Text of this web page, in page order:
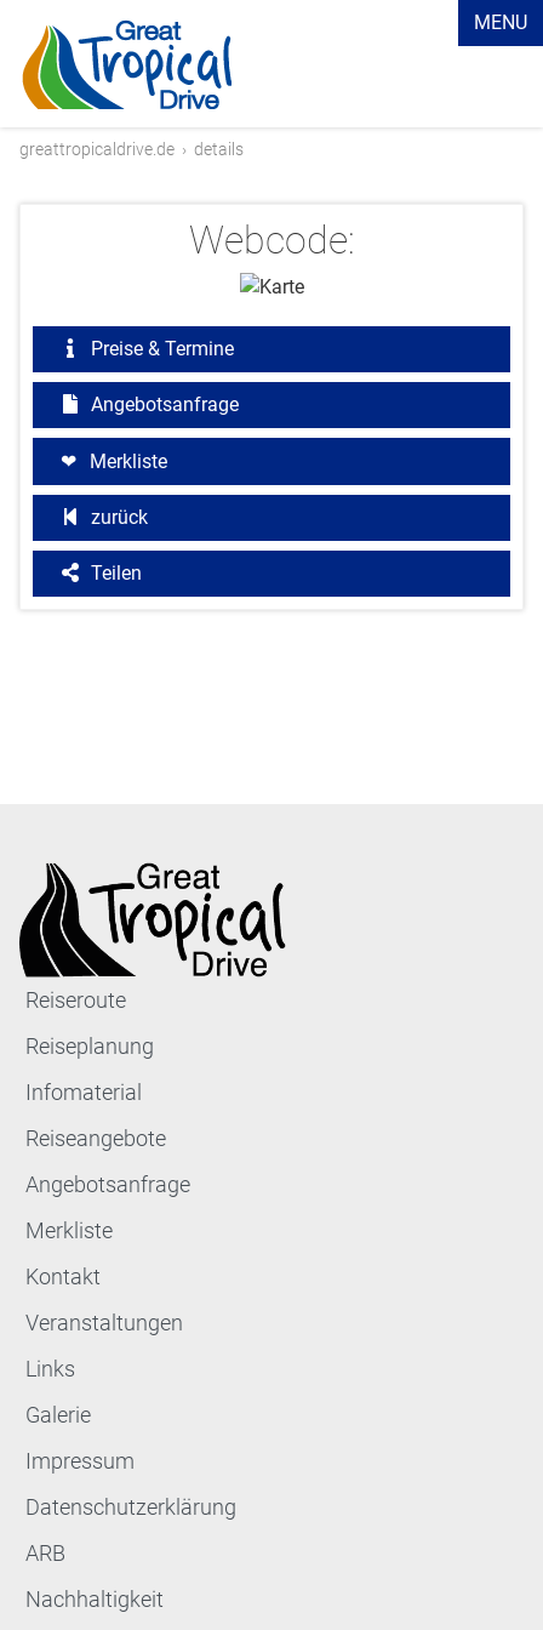
MENU
greattropicaldrive.de › details
Webcode:
Preise & Termine
Angebotsanfrage
Merkliste
zurück
Teilen
Reiseroute
Reiseplanung
Infomaterial
Reiseangebote
Angebotsanfrage
Merkliste
Kontakt
Veranstaltungen
Links
Galerie
Impressum
Datenschutzerklärung
ARB
Nachhaltigkeit